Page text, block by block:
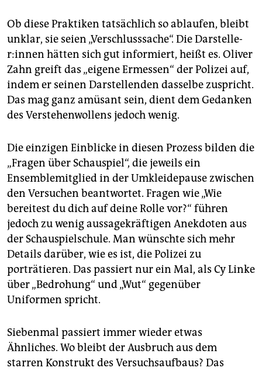
Ob diese Praktiken tatsächlich so ablaufen, bleibt
unklar, sie seien „Verschlusssache“. Die Dar­stel­le­
r:in­nen hätten sich gut informiert, heißt es. Oliver
Zahn greift das „eigene Ermessen“ der Polizei auf,
indem er seinen Darstellenden dasselbe zuspricht.
Das mag ganz amüsant sein, dient dem Gedanken
des Verstehenwollens jedoch wenig.
Die einzigen Einblicke in diesen Prozess bilden die
„Fragen über Schauspiel“, die jeweils ein
Ensemblemitglied in der Umkleidepause zwischen
den Versuchen beantwortet. Fragen wie „Wie
bereitest du dich auf deine Rolle vor?“ führen
jedoch zu wenig aussagekräftigen Anekdoten aus
der Schauspielschule. Man wünschte sich mehr
Details darüber, wie es ist, die Polizei zu
porträtieren. Das passiert nur ein Mal, als Cy Linke
über „Bedrohung“ und „Wut“ gegenüber
Uniformen spricht.
Siebenmal passiert immer wieder etwas
Ähnliches. Wo bleibt der Ausbruch aus dem
starren Konstrukt des Versuchsaufbaus? Das